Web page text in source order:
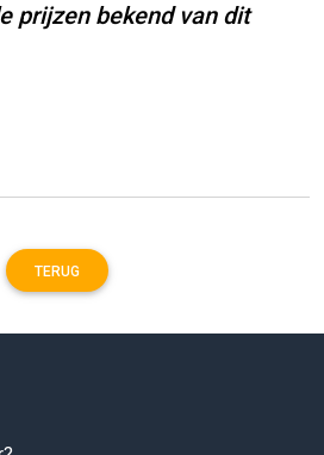
prijzen bekend van dit
TERUG